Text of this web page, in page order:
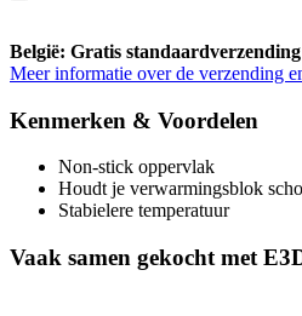
België: Gratis standaardverzending
Meer informatie over de verzending
Kenmerken & Voordelen
Non-stick oppervlak
Houdt je verwarmingsblok
Stabielere temperatuur
Vaak samen gekocht met